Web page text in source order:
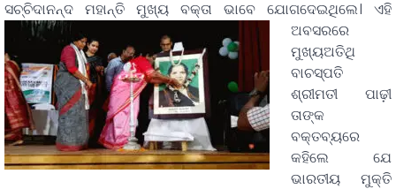
ସଚ୍ଚିଦାନନ୍ଦ ମହାନ୍ତି ମୁଖ୍ୟ ବକ୍ତା ଭାବେ ଯୋଗଦେଇଥିଲେ। ଏହି
ଅବସରରେ
ମୁଖ୍ୟଅତିଥି
ବାଚସ୍ପତି
ଶ୍ରୀମତୀ ପାଢ଼ୀ
ତାଙ୍କ
ବକ୍ତବ୍ୟରେ
କହିଲେ ଯେ
ଭାରତୀୟ ମୁକ୍ତି